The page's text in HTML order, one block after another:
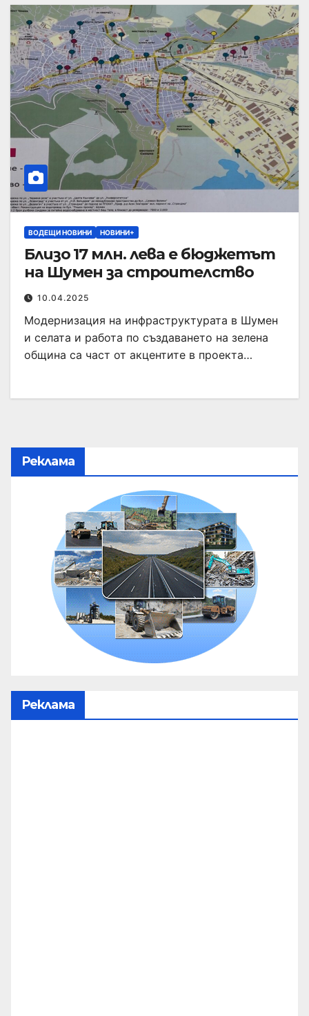
ВОДЕЩИ НОВИНИ НОВИНИ+
Близо 17 млн. лева е бюджетът
на Шумен за строителство
10.04.2025
Модернизация на инфраструктурата в Шумен
и селата и работа по създаването на зелена
община са част от акцентите в проекта…
Реклама
Реклама